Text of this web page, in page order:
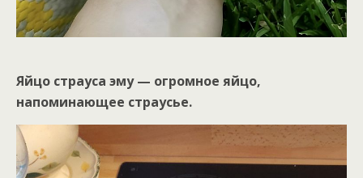
Яйцо страуса эму — огромное яйцо,
напоминающее страусье.